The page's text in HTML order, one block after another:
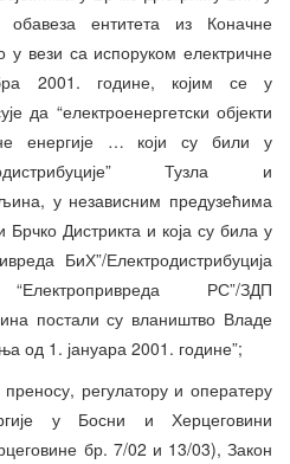
ентитета из Коначне
у вези са испоруком електричне
2001. године, којим се у
да “електроенергетски објекти
енергије … који су били у
Тузла и
у независним предузећима
Брчко Дистрикта и која су била у
БиХ”/Електродистрибуција
РС”/ЗДП
постали су влаништво Владе
од 1. јануара 2001. године”;
регулатору и оператеру
у Босни и Херцеговини
бр. 7/02 и 13/03), Закон